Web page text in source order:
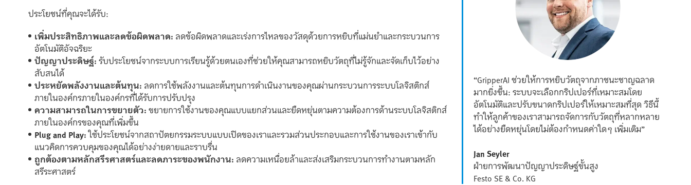
ประโยชน์ที่คุณจะได้รับ:
เพิ่มประสิทธิภาพและลดข้อผิดพลาด: ลดข้อผิดพลาดและเร่งการไหลของวัสดุด้วยการหยิบที่แม่นยำและกระบวนการ
อัตโนมัติอัจฉริยะ
ปัญญาประดิษฐ์:รับประโยชน์จากระบบการเรียนรู้ด้วยตนเองที่ช่วยให้คุณสามารถหยิบวัตถุที่ไม่รู้จักและจัดเก็บไว้อย่าง
สับสนได้
ประหยัดพลังงานและต้นทุน: ลดการใช้พลังงานและต้นทุนการดำเนินงานของคุณผ่านกระบวนการระบบโลจิสติกส์
ภายในองค์กรภายในองค์กรที่ได้รับการปรับปรุง
ความสามารถในการขยายตัว:ขยายการใช้งานของคุณแบบแยกส่วนและยืดหยุ่นตามความต้องการด้านระบบโลจิสติกส์
ภายในองค์กรของคุณที่เพิ่มขึ้น
Plug and Play:ใช้ประโยชน์จากสถาปัตยกรรมระบบแบบเปิดของเราและรวมส่วนประกอบและการใช้งานของเราเข้ากับ
แนวคิดการควบคุมของคุณได้อย่างง่ายดายและราบรื่น
ถูกต้องตามหลักสรีรศาสตร์และลดภาระของพนักงาน: ลดความเหนื่อยล้าและส่งเสริมกระบวนการทำงานตามหลัก
สรีระศาสตร์
“GripperAI ช่วยให้การหยิบวัตถุจากภาชนะชาญฉลาด
มากยิ่งขึ้น: ระบบจะเลือกกริปเปอร์ที่เหมาะสมโดย
อัตโนมัติและปรับขนาดกริปเปอร์ให้เหมาะสมที่สุด วิธีนี้
ทำให้ลูกค้าของเราสามารถจัดการกับวัตถุที่หลากหลาย
ได้อย่างยืดหยุ่นโดยไม่ต้องกำหนดค่าใดๆ เพิ่มเติม”
Jan Seyler
ฝ่ายการพัฒนาปัญญาประดิษฐ์ขั้นสูง
Festo SE & Co. KG